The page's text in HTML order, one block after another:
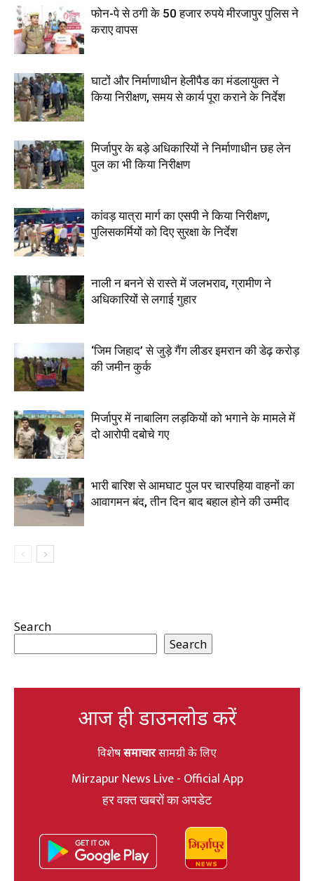
फोन-पे से ठगी के 50 हजार रुपये मीरजापुर पुलिस ने
कराए वापस
घाटों और निर्माणाधीन हेलीपैड का मंडलायुक्त ने
किया निरीक्षण, समय से कार्य पूरा कराने के निर्देश
मिर्जापुर के बड़े अधिकारियों ने निर्माणाधीन छह लेन
पुल का भी किया निरीक्षण
कांवड़ यात्रा मार्ग का एसपी ने किया निरीक्षण,
पुलिसकर्मियों को दिए सुरक्षा के निर्देश
नाली न बनने से रास्ते में जलभराव, ग्रामीण ने
अधिकारियों से लगाई गुहार
‘जिम जिहाद’ से जुड़े गैंग लीडर इमरान की डेढ़ करोड़
की जमीन कुर्क
मिर्जापुर में नाबालिग लड़कियों को भगाने के मामले में
दो आरोपी दबोचे गए
भारी बारिश से आमघाट पुल पर चारपहिया वाहनों का
आवागमन बंद, तीन दिन बाद बहाल होने की उम्मीद
Search
Search
आज ही डाउनलोड करें
विशेषसमाचारसामग्री के लिए
Mirzapur News Live - Official App
हर वक्त खबरों का अपडेट